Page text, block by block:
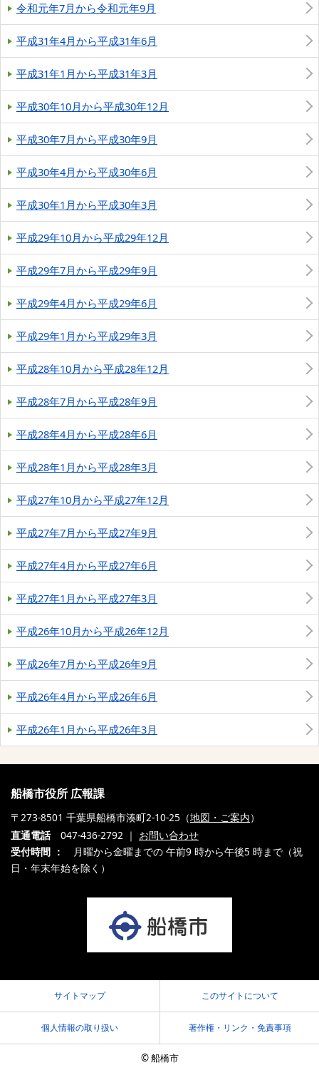
令和元年7月から令和元年9月
平成31年4月から平成31年6月
平成31年1月から平成31年3月
平成30年10月から平成30年12月
平成30年7月から平成30年9月
平成30年4月から平成30年6月
平成30年1月から平成30年3月
平成29年10月から平成29年12月
平成29年7月から平成29年9月
平成29年4月から平成29年6月
平成29年1月から平成29年3月
平成28年10月から平成28年12月
平成28年7月から平成28年9月
平成28年4月から平成28年6月
平成28年1月から平成28年3月
平成27年10月から平成27年12月
平成27年7月から平成27年9月
平成27年4月から平成27年6月
平成27年1月から平成27年3月
平成26年10月から平成26年12月
平成26年7月から平成26年9月
平成26年4月から平成26年6月
平成26年1月から平成26年3月
船橋市役所 広報課
〒273-8501 千葉県船橋市湊町2-10-25（地図・ご案内）
直通電話
047-436-2792 ｜ お問い合わせ
受付時間 ：
月曜から金曜までの 午前9 時から午後5 時まで（祝
日・年末年始を除く）
サイトマップ このサイトについて
個人情報の取り扱い 著作権・リンク・免責事項
© 船橋市